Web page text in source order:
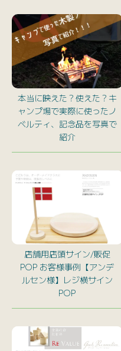
本当に映えた？使えた？キ
ャンプ場で実際に使ったノ
ベルティ、記念品を写真で
紹介
店舗用店頭サイン/販促
POP お客様事例【アンデ
ルセン様】レジ横サイン
POP